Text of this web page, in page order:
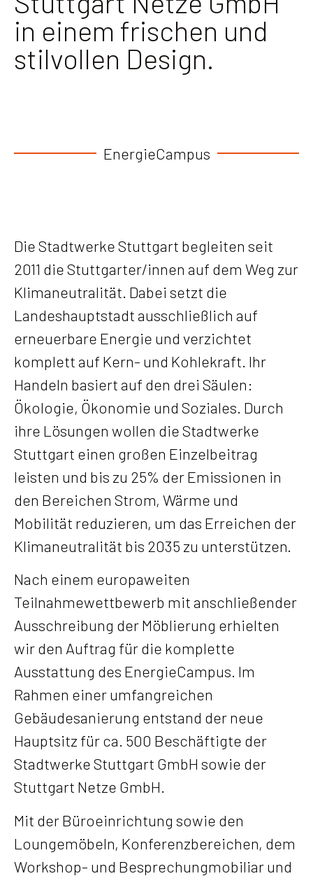
in einem frischen und
stilvollen Design.
EnergieCampus
Die Stadtwerke Stuttgart begleiten seit
2011 die Stuttgarter/innen auf dem Weg zur
Klimaneutralität. Dabei setzt die
Landeshauptstadt ausschließlich auf
erneuerbare Energie und verzichtet
komplett auf Kern- und Kohlekraft. Ihr
Handeln basiert auf den drei Säulen:
Ökologie, Ökonomie und Soziales. Durch
ihre Lösungen wollen die Stadtwerke
Stuttgart einen großen Einzelbeitrag
leisten und bis zu 25% der Emissionen in
den Bereichen Strom, Wärme und
Mobilität reduzieren, um das Erreichen der
Klimaneutralität bis 2035 zu unterstützen.
Nach einem europaweiten
Teilnahmewettbewerb mit anschließender
Ausschreibung der Möblierung erhielten
wir den Auftrag für die komplette
Ausstattung des EnergieCampus. Im
Rahmen einer umfangreichen
Gebäudesanierung entstand der neue
Hauptsitz für ca. 500 Beschäftigte der
Stadtwerke Stuttgart GmbH sowie der
Stuttgart Netze GmbH.
Mit der Büroeinrichtung sowie den
Loungemöbeln, Konferenzbereichen, dem
Workshop- und Besprechungmobiliar und